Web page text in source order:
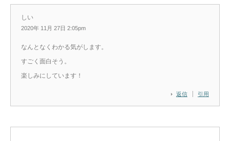
しい
2020年 11月 27日 2:05pm
返信 引用
なんとなくわかる気がします。
すごく面白そう。
楽しみにしています！